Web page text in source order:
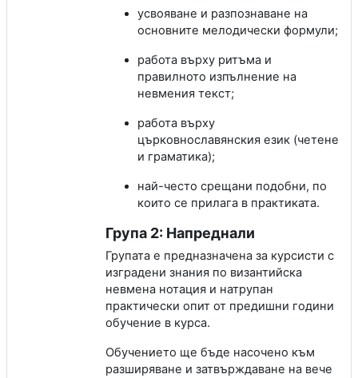
усвояване и разпознаване на
основните мелодически формули;
работа върху ритъма и
правилното изпълнение на
невмения текст;
работа върху
църковнославянския език (четене
и граматика);
най-често срещани подобни, по
които се прилага в практиката.
Група 2: Напреднали
Групата е предназначена за курсисти с
изградени знания по византийска
невмена нотация и натрупан
практически опит от предишни години
обучение в курса.
Обучението ще бъде насочено към
разширяване и затвърждаване на вече